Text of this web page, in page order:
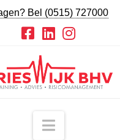
Bel (0515) 727000
Navigatie